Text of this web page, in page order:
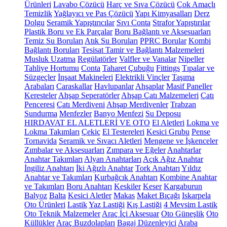
Ürünleri Lavabo Çözücü Harç ve Sıva Çözücü Çok Amaçlı
TemizlikYağlayıcı ve Pas Çözücü Yapı Kimyasalları Derz
Dolgu Seramik Yapıştırıcılar Sıvı Conta Strafor Yapıştırılar
Plastik Boru ve Ek Parçalar Boru Bağlantı ve Aksesuarları
Temiz Su Boruları Atık Su Boruları PPRC Borular Kombi
Bağlantı Boruları Tesisat Tamir ve Bağlantı Malzemeleri
Musluk Uzatma Regülatörler Valfler ve Vanalar Nipeller
Tahliye Hortumu Conta Taharet Çubuğu Fittings Tıpalar ve
Süzgeçler İnşaat Makineleri Elektrikli Vinçler Taşıma
Arabaları Caraskallar Havlupanlar Ahşaplar Masif Paneller
Keresteler Ahşap Seperatörler Ahşap Çatı Malzemeleri Çatı
Penceresi Çatı Merdiveni Ahşap Merdivenler Trabzan
Sundurma Menfezler Banyo Menfezi Su Deposu
HIRDAVAT EL ALETLERİ VE OTO El Aletleri Lokma ve
Lokma Takımları Çekiç El Testereleri Kesici Grubu Pense
Tornavida Seramik ve Sıvacı Aletleri Mengene ve İşkenceler
Zımbalar ve Aksesuarları Zımpara ve Eğeler Anahtarlar
Anahtar Takımları Alyan Anahtarları Açık Ağız Anahtar
İngiliz Anahtarı İki Ağızlı Anahtar Tork Anahtarı Yıldız
Anahtar ve Takımları Kurbağcık Anahtarı Kombine Anahtar
ve Takımları Boru Anahtarı Keskiler Keser Kargaburun
Balyoz Balta Kesici Aletler Makas Maket Bıçağı Iskarpela
Oto Ürünleri LastikYaz Lastiği Kış Lastiği 4 Mevsim Lastik
Oto Teknik Malzemeler Araç İçi Aksesuar Oto Güneşlik Oto
Küllükler Araç Buzdolapları Bagaj Düzenleyici Araba